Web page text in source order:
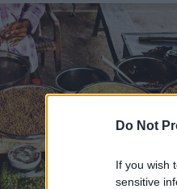
Do Not
If you wish
sensitive